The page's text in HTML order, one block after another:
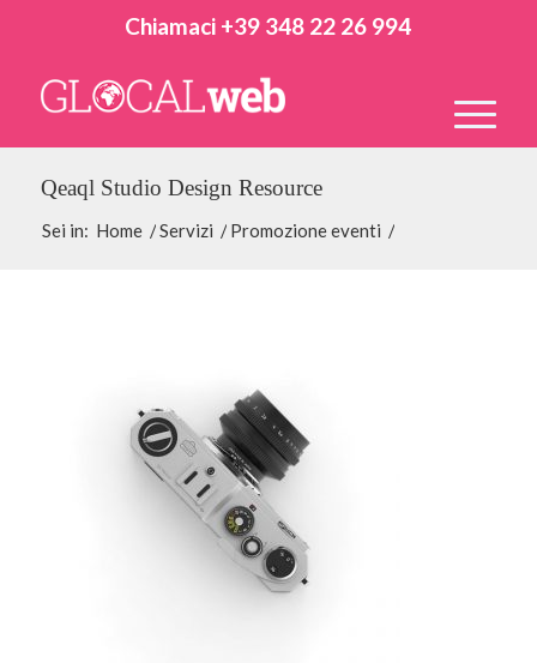
Chiamaci +39 348 22 26 994
Qeaql Studio Design Resource
Sei in: Home /Servizi / Promozione eventi /